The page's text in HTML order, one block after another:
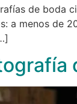
de boda
a menos de